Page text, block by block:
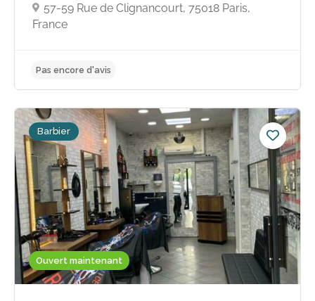
Pas encore d'avis
57-59 Rue de Clignancourt, 75018 Paris,
France
Ouvert maintenant
Barbier